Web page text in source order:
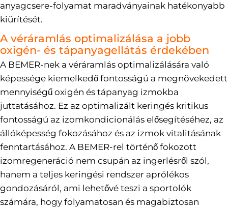
anyagcsere-folyamat maradványainak hatékonyabb
kiürítését.
A véráramlás optimalizálása a jobb
oxigén- és tápanyagellátás érdekében
A BEMER-nek a véráramlás optimalizálására való
képessége kiemelkedő fontosságú a megnövekedett
mennyiségű oxigén és tápanyag izmokba
juttatásához. Ez az optimalizált keringés kritikus
fontosságú az izomkondicionálás elősegítéséhez, az
állóképesség fokozásához és az izmok vitalitásának
fenntartásához. A BEMER-rel történő fokozott
izomregeneráció nem csupán az ingerlésről szól,
hanem a teljes keringési rendszer aprólékos
gondozásáról, ami lehetővé teszi a sportolók
számára, hogy folyamatosan és magabiztosan